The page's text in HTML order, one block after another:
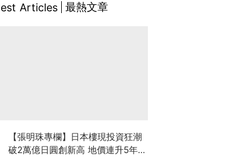
Articles 最熱文章
【張明珠專欄】日本樓現投資狂潮
破2萬億日圓創新高 地價連升5年